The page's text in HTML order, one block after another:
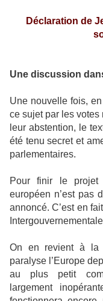
Déclaration de
Une discussion
Une nouvelle fois,
ce sujet par les
leur abstention, le
été tenu secret et
parlementaires.
Pour finir le projet
européen n’est pas
annoncé. C’est en
On en revient à la
paralyse l’Europe
au plus petit
largement